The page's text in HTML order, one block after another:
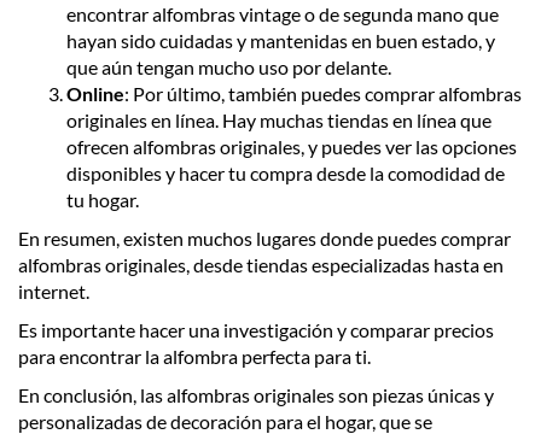
encontrar alfombrasvintageo de segunda mano que
hayan sido cuidadas y mantenidas en buen estado, y
que aún tengan mucho uso por delante.
Online: Por último, también puedes comprar alfombras
originales en línea. Hay muchas tiendas en línea que
ofrecen alfombras originales, y puedes ver las opciones
disponibles y hacer tu compra desde la comodidad de
tu hogar.
En resumen, existen muchos lugares donde puedes comprar
alfombras originales, desde tiendas especializadas hasta en
internet.
Es importante hacer una investigación y comparar precios
para encontrar la alfombra perfecta para ti.
En conclusión, las alfombras originales son piezas únicas y
personalizadas de decoración para el hogar, que se